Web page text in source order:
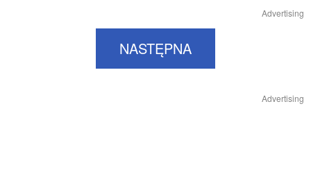
Advertising
NASTĘPNA
Advertising